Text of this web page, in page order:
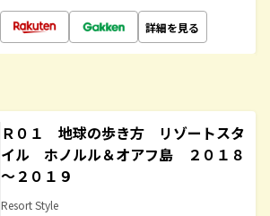
詳細を見る
Ｒ０１ 地球の歩き方 リゾートスタ
イル ホノルル＆オアフ島 ２０１８
～２０１９
Resort Style